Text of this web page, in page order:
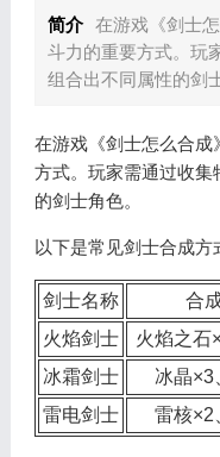
简介 在游戏《剑士
斗力的重要方式。玩
组合出不同属性的剑
在游戏《剑士怎么合
方式。玩家需通过收集
的剑士角色。
以下是常见剑士合成方
剑士名称 合
火焰剑士
火焰之石
冰霜剑士
冰晶×3
雷电剑士
雷核×2